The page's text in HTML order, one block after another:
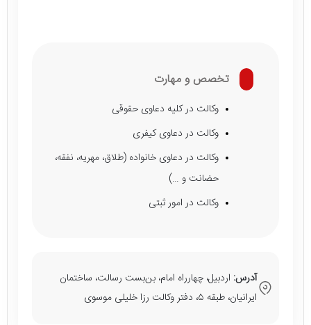
تخصص و مهارت
وکالت در کلیه دعاوی حقوقی
وکالت در دعاوی کیفری
وکالت در دعاوی خانواده (طلاق، مهریه، نفقه،
حضانت و …)
وکالت در امور ثبتی
آدرس: اردبیل، چهارراه امام، بن‌بست رسالت، ساختمان
ایرانیان، طبقه ۵، دفتر وکالت رزا خلیلی موسوی